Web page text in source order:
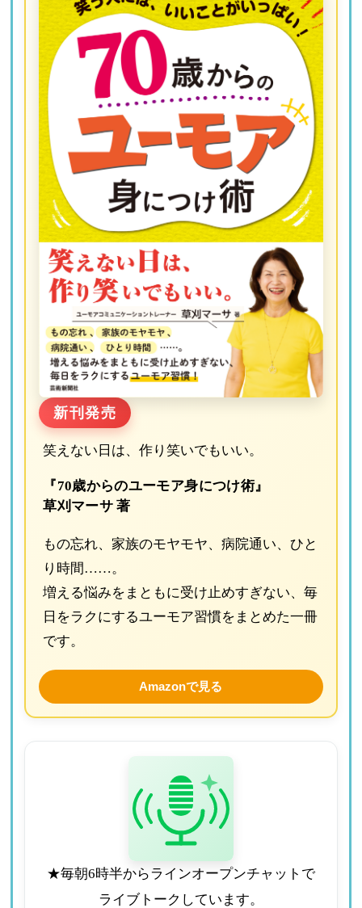
新刊発売
笑えない日は、作り笑いでもいい。
『70歳からのユーモア身につけ術』
草刈マーサ 著
もの忘れ、家族のモヤモヤ、病院通い、ひと
り時間……。
増える悩みをまともに受け止めすぎない、毎
日をラクにするユーモア習慣をまとめた一冊
です。
Amazonで見る
★毎朝6時半からラインオープンチャットで
ライブトークしています。